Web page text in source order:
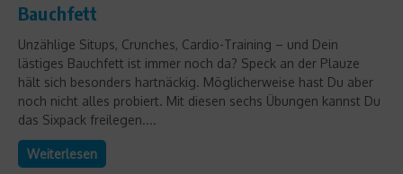
Bauchfett
Unzählige Situps, Crunches, Cardio-Training – und Dein
lästiges Bauchfett ist immer noch da? Speck an der Plauze
hält sich besonders hartnäckig. Möglicherweise hast Du aber
noch nicht alles probiert. Mit diesen sechs Übungen kannst Du
das Sixpack freilegen....
Weiterlesen